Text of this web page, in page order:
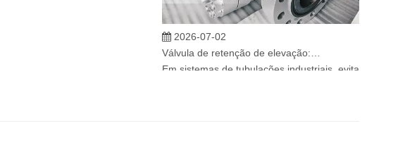
2026-07-02
Em sistemas de tubulações industriais, evitar o fluxo